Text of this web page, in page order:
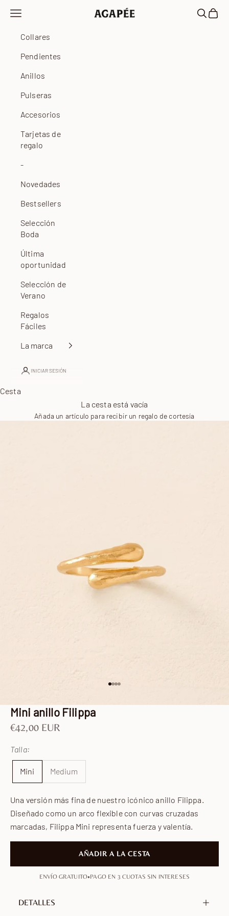
Agapée
Abrir menú de navegación AbrirAbrir
Collares
Pendientes
Anillos
Pulseras
Accesorios
Tarjetas de
regalo
-
Novedades
Bestsellers
Selección
Boda
Última
oportunidad
Selección de
Verano
Regalos
Fáciles
La marca
INICIAR SESIÓN
Cesta
La cesta está vacía
Añada un artículo para recibir un regalo de cortesía
Ir al artículo 1
Ir al artículo 2
Ir al artículo 3
Ir al artículo 4
Mini anillo Filippa
Precio de oferta
€42,00 EUR
Talla:
Mini Medium
Una versión más fina de nuestro icónico anillo Filippa.
Diseñado como un arco flexible con curvas cruzadas
marcadas, Filippa Mini representa fuerza y valentía.
AÑADIR A LA CESTA
ENVÍO GRATUITO•PAGO EN 3 CUOTAS SIN INTERESES
DETALLES